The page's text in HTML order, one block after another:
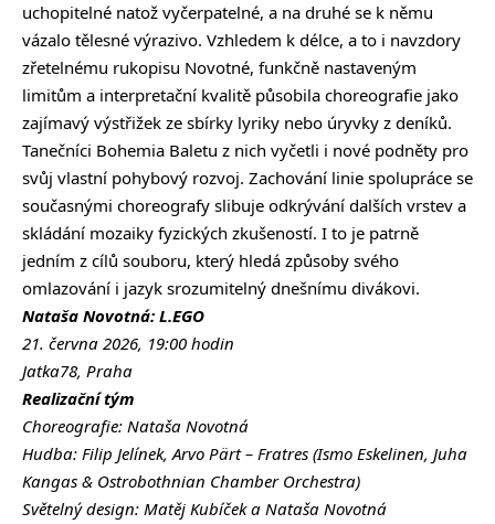
uchopitelné natož vyčerpatelné, a na druhé se k němu
vázalo tělesné výrazivo. Vzhledem k délce, a to i navzdory
zřetelnému rukopisu Novotné, funkčně nastaveným
limitům a interpretační kvalitě působila choreografie jako
zajímavý výstřižek ze sbírky lyriky nebo úryvky z deníků.
Tanečníci Bohemia Baletu z nich vyčetli i nové podněty pro
svůj vlastní pohybový rozvoj. Zachování linie spolupráce se
současnými choreografy slibuje odkrývání dalších vrstev a
skládání mozaiky fyzických zkušeností. I to je patrně
jedním z cílů souboru, který hledá způsoby svého
omlazování i jazyk srozumitelný dnešnímu divákovi.
Nataša Novotná: L.EGO
21. června 2026, 19:00 hodin
Jatka78, Praha
Realizační tým
Choreografie: Nataša Novotná
Hudba: Filip Jelínek, Arvo Pärt – Fratres (Ismo Eskelinen, Juha
Kangas & Ostrobothnian Chamber Orchestra)
Světelný design: Matěj Kubíček a Nataša Novotná